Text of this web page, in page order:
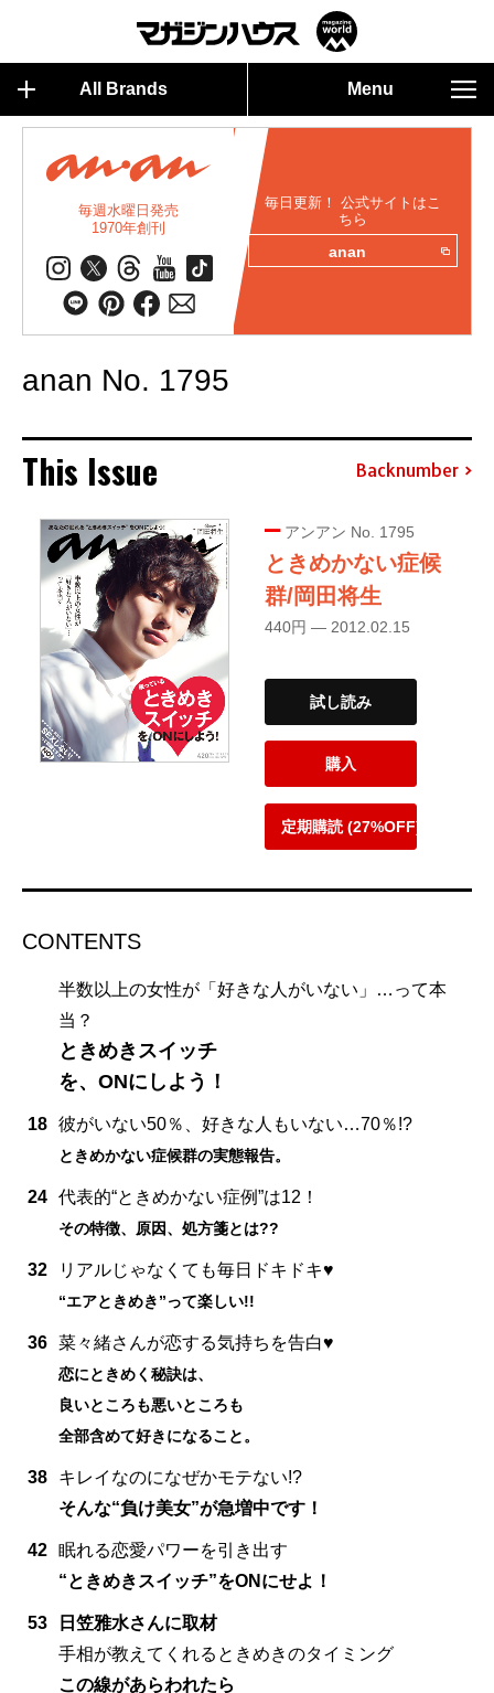
All Brands Menu
毎週水曜日発売
1970年創刊
毎日更新！ 公式サイトはこ
ちら
anan
anan No. 1795
This Issue Backnumber
アンアン No. 1795
ときめかない症候
群/岡田将生
440円 — 2012.02.15
試し読み
購入
定期購読 (27%OFF)
CONTENTS
半数以上の女性が「好きな人がいない」…って本
当？
ときめきスイッチ
を、ONにしよう！
18 彼がいない50％、好きな人もいない…70％!?
ときめかない症候群の実態報告。
24 代表的“ときめかない症例”は12！
その特徴、原因、処方箋とは??
32 リアルじゃなくても毎日ドキドキ♥
“エアときめき”って楽しい!!
36 菜々緒さんが恋する気持ちを告白♥
恋にときめく秘訣は、
良いところも悪いところも
全部含めて好きになること。
38
キレイなのになぜかモテない!?
そんな“負け美女”が急増中です！
42 眠れる恋愛パワーを引き出す
“ときめきスイッチ”をONにせよ！
53
日笠雅水さんに取材
手相が教えてくれるときめきのタイミング
この線があらわれたら